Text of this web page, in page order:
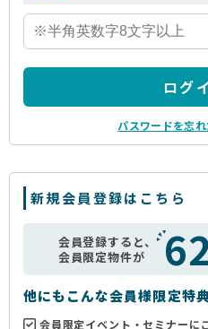
ログ
パスワードを忘
新規会員登録はこちら
会員登録すると、
会員限定物件が
他にもこんな会員様限定特
会員限定イベント・セミナーに